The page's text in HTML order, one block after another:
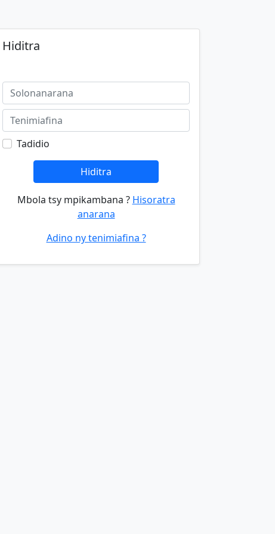
Hiditra
Tadidio
Hiditra
Mbola tsy mpikambana ? Hisoratra
anarana
Adino ny tenimiafina ?